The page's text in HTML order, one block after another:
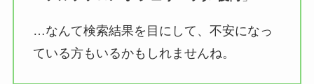
…なんて検索結果を目にして、不安になっ
ている方もいるかもしれませんね。